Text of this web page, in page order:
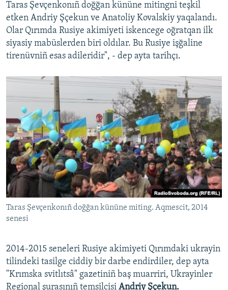
Taras Şevçenkonıñ doğğan kününe mitingni teşkil
etken Andriy Şçekun ve Anatoliy Kovalskiy yaqalandı.
Olar Qırımda Rusiye akimiyeti iskencege oğratqan ilk
siyasiy mabüslerden biri oldılar. Bu Rusiye işğaline
tirenüvniñ esas adileridir", - dep ayta tarihçı.
Taras Şevçenkonıñ doğğan kününe miting. Aqmescit, 2014
senesi
2014-2015 seneleri Rusiye akimiyeti Qırımdaki ukrayin
tilindeki tasilge ciddiy bir darbe endirdiler, dep ayta
"Krımska svitlıtsâ" gazetiniñ baş muarriri, Ukrayinler
Regional şurasınıñ temsilcisi Andriy Şçekun.